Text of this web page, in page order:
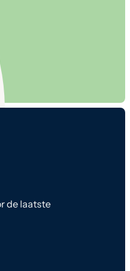
de laatste